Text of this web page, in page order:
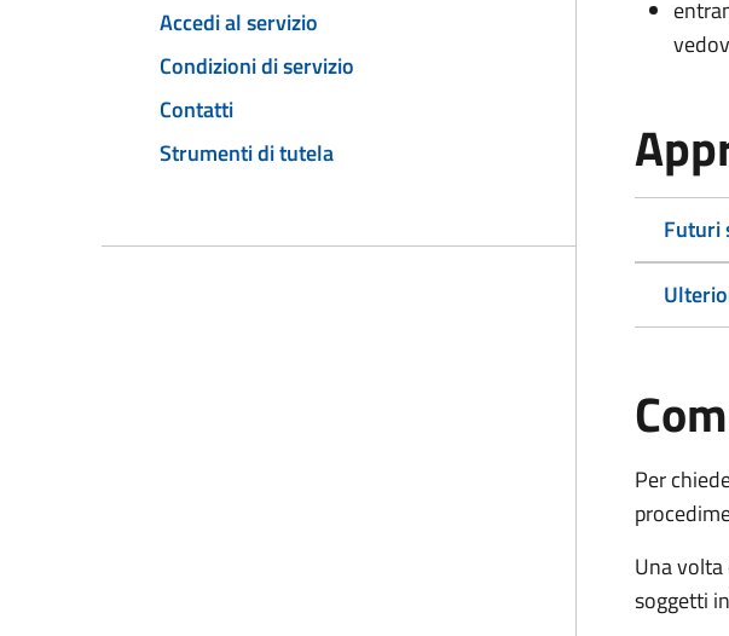
Accedi al servizio
Condizioni di servizio
Contatti
Strumenti di tutela
Futuri
Per
Una
soggetti